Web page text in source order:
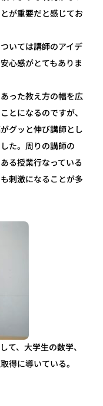
が重要だと感じてお
いては講師のアイデ
心感がとてもありま
った教え方の幅を広
とになるのですが、
グッと伸び講師とし
た。周りの講師の
る授業行なっている
刺激になることが多
て、大学生の数学、
得に導いている。